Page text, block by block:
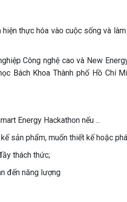
thực hóa vào cuộc sống và
Công nghệ cao và New
Bách Khoa Thành phố Hồ Chí
Energy Hackathon nếu ...
sản phẩm, muốn thiết kế hoặc
thách thức;
đến năng lượng